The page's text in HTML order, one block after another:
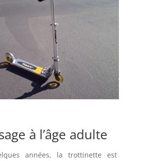
à l’âge adulte
années, la trottinette est